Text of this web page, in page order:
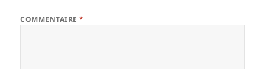
COMMENTAIRE*